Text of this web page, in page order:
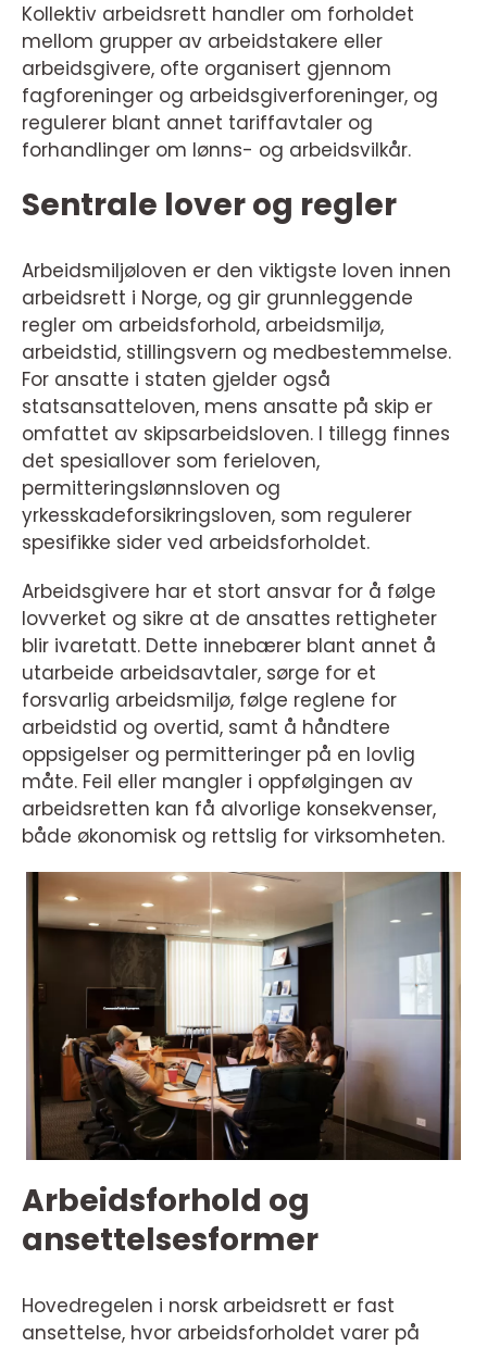
Kollektiv arbeidsrett handler om forholdet
mellom grupper av arbeidstakere eller
arbeidsgivere, ofte organisert gjennom
fagforeninger og arbeidsgiverforeninger, og
regulerer blant annet tariffavtaler og
forhandlinger om lønns- og arbeidsvilkår.
Sentrale lover og regler
Arbeidsmiljøloven er den viktigste loven innen
arbeidsrett i Norge, og gir grunnleggende
regler om arbeidsforhold, arbeidsmiljø,
arbeidstid, stillingsvern og medbestemmelse.
For ansatte i staten gjelder også
statsansatteloven, mens ansatte på skip er
omfattet av skipsarbeidsloven. I tillegg finnes
det spesiallover som ferieloven,
permitteringslønnsloven og
yrkesskadeforsikringsloven, som regulerer
spesifikke sider ved arbeidsforholdet.
Arbeidsgivere har et stort ansvar for å følge
lovverket og sikre at de ansattes rettigheter
blir ivaretatt. Dette innebærer blant annet å
utarbeide arbeidsavtaler, sørge for et
forsvarlig arbeidsmiljø, følge reglene for
arbeidstid og overtid, samt å håndtere
oppsigelser og permitteringer på en lovlig
måte. Feil eller mangler i oppfølgingen av
arbeidsretten kan få alvorlige konsekvenser,
både økonomisk og rettslig for virksomheten.
Arbeidsforhold og
ansettelsesformer
Hovedregelen i norsk arbeidsrett er fast
ansettelse, hvor arbeidsforholdet varer på